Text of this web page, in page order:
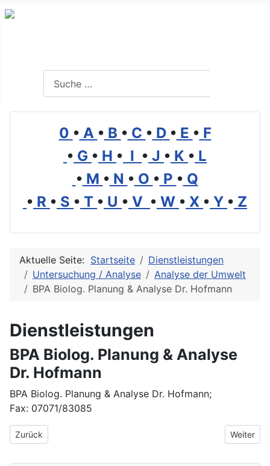
0 • A • B • C • D • E • F
• G • H • I • J • K • L
• M • N • O • P • Q
• R • S • T • U • V • W • X • Y • Z
Aktuelle Seite: Startseite
Dienstleistungen
Untersuchung / Analyse
Analyse der Umwelt
BPA Biolog. Planung & Analyse Dr. Hofmann
Dienstleistungen
BPA Biolog. Planung & Analyse
Dr. Hofmann
BPA Biolog. Planung & Analyse Dr. Hofmann;
Fax: 07071/83085
Vorheriger Beitrag: Bioplan Biologische Analysen und
Zurück Nächster
Weiter